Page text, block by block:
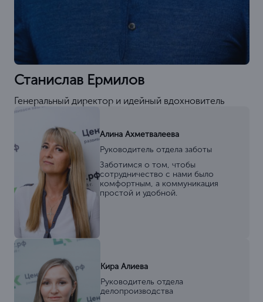
Станислав Ермилов
Генеральный директор и идейный вдохновитель
Алина Ахметвалеева
Руководитель отдела заботы
Заботимся о том, чтобы
сотрудничество с нами было
комфортным, а коммуникация
простой и удобной.
Кира Алиева
Руководитель отдела
делопроизводства